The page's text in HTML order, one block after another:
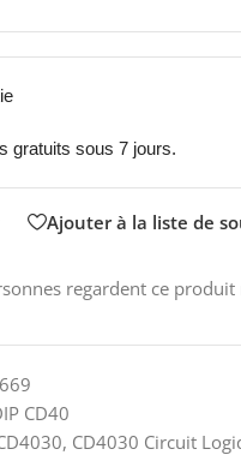
gratuits sous 7 jours.
Ajouter à la liste de
regardent ce
CD40
, CD4030 Circuit